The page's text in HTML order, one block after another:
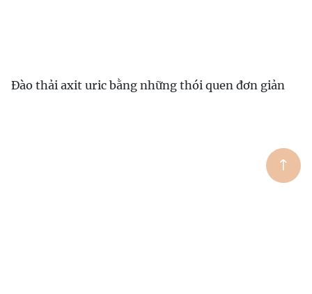
Đào thải axit uric bằng những thói quen đơn giản